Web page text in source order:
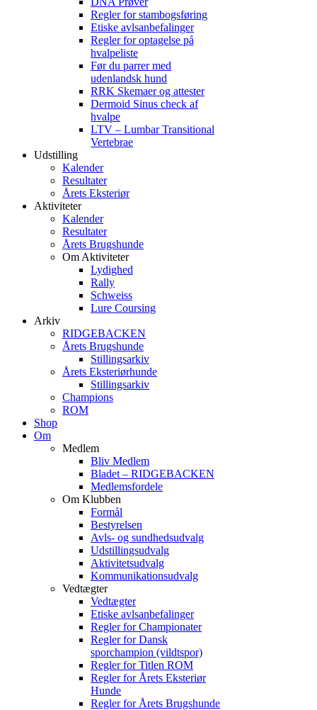
Regler for stambogsføring
Etiske avlsanbefalinger
Regler for optagelse på
hvalpeliste
Før du parrer med
udenlandsk hund
RRK Skemaer og attester
Dermoid Sinus check af
hvalpe
LTV – Lumbar Transitional
Vertebrae
Udstilling
Kalender
Resultater
Årets Eksteriør
Aktiviteter
Kalender
Resultater
Årets Brugshunde
Om Aktiviteter
Lydighed
Rally
Schweiss
Lure Coursing
Arkiv
RIDGEBACKEN
Årets Brugshunde
Stillingsarkiv
Årets Eksteriørhunde
Stillingsarkiv
Champions
ROM
Shop
Om
Medlem
Bliv Medlem
Bladet – RIDGEBACKEN
Medlemsfordele
Om Klubben
Formål
Bestyrelsen
Avls- og sundhedsudvalg
Udstillingsudvalg
Aktivitetsudvalg
Kommunikationsudvalg
Vedtægter
Vedtægter
Etiske avlsanbefalinger
Regler for Championater
Regler for Dansk
sporchampion (vildtspor)
Regler for Titlen ROM
Regler for Årets Eksteriør
Hunde
Regler for Årets Brugshunde